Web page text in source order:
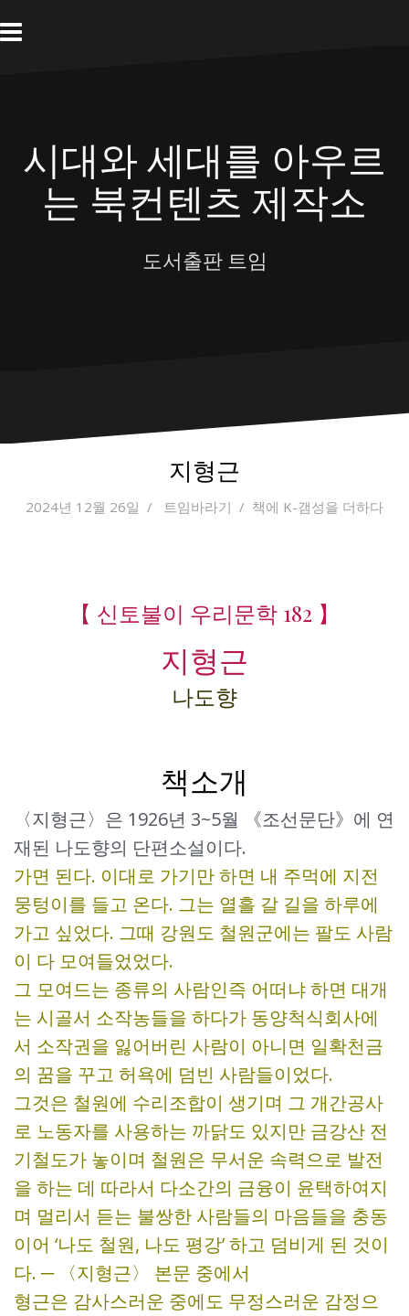
to
시대와 세대를 아우르
는 북컨텐츠 제작소
도서출판 트임
지형근
2024년 12월 26일 트임바라기 책에 K-갬성을 더하다
【 신토불이 우리문학 182 】
지형근
나도향
책소개
〈지형근〉은 1926년 3~5월 《조선문단》에 연
재된 나도향의 단편소설이다.
가면 된다. 이대로 가기만 하면 내 주먹에 지전
뭉텅이를 들고 온다. 그는 열흘 갈 길을 하루에
가고 싶었다. 그때 강원도 철원군에는 팔도 사람
이 다 모여들었었다.
그 모여드는 종류의 사람인즉 어떠냐 하면 대개
는 시골서 소작농들을 하다가 동양척식회사에
서 소작권을 잃어버린 사람이 아니면 일확천금
의 꿈을 꾸고 허욕에 덤빈 사람들이었다.
그것은 철원에 수리조합이 생기며 그 개간공사
로 노동자를 사용하는 까닭도 있지만 금강산 전
기철도가 놓이며 철원은 무서운 속력으로 발전
을 하는 데 따라서 다소간의 금융이 윤택하여지
며 멀리서 듣는 불쌍한 사람들의 마음들을 충동
이어 ‘나도 철원, 나도 평강’ 하고 덤비게 된 것이
다. ─ 〈지형근〉 본문 중에서
형근은 감사스러운 중에도 무정스러운 감정으